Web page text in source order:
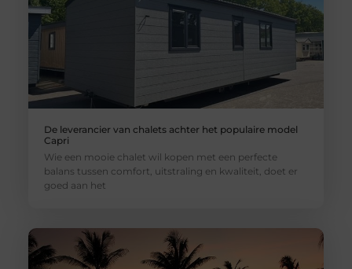
De leverancier van chalets achter het populaire model
Capri
Wie een mooie chalet wil kopen met een perfecte
balans tussen comfort, uitstraling en kwaliteit, doet er
goed aan het